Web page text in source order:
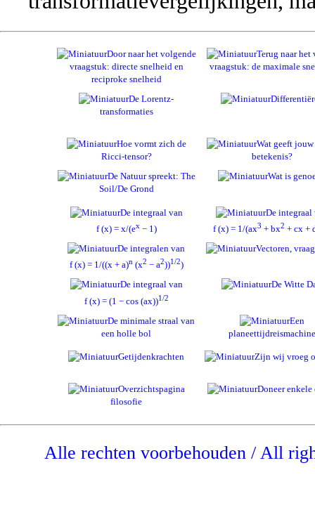
Door naar het volgende
vraagstuk: directe snelheid en
reciproke snelheid
Terug naar het
vraagstuk: de maximale
De Lorentz-
transformaties
Hoe vormt zich de
Ricci-tensor?
Wat geeft
betekenis?
De Natuur spreekt: The
Soil/De Grond
Wat is
De integraal van
f (x) = x/(ex− 1)
De integraal
f (x) = 1/(ax3 + bx2 + cx +
De integralen van
f (x) = 1/((x + a)n(x2 − a2))1/2)
Vectoren,
De integraal van
f (x) = (1 − cos (ax))1/2
De Witte
De minimale straal van
een holle bol
Een
planeettijdreismachine
Getijdenkrachten Zijn wij vroeg
Overzichtspagina
filosofie
Doneer enkele
Alle rechten voorbehouden / All